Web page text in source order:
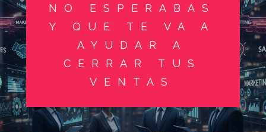
NO ESPERABAS
Y QUE TE VA A
AYUDAR A
CERRAR TUS
VENTAS